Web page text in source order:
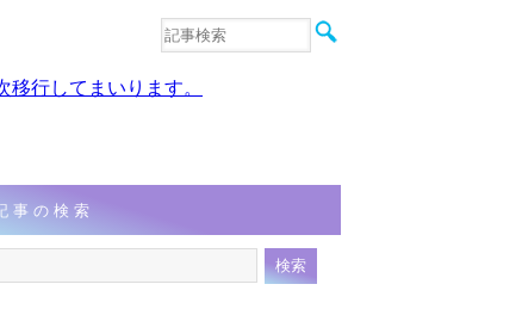
音楽
行してまいります。
事の検索